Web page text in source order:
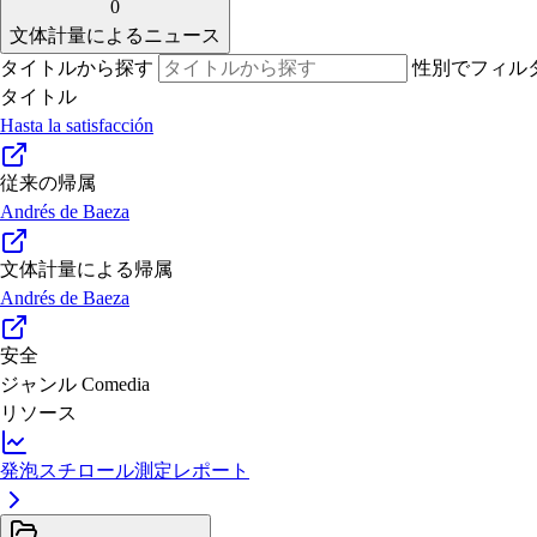
0
文体計量によるニュース
タイトルから探す
性別でフィル
タイトル
Hasta la satisfacción
従来の帰属
Andrés de Baeza
文体計量による帰属
Andrés de Baeza
安全
ジャンル Comedia
リソース
発泡スチロール測定レポート